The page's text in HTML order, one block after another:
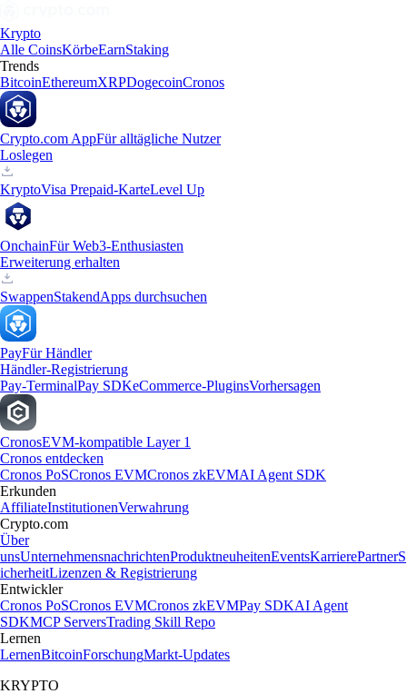
Krypto
Alle CoinsKörbeEarnStaking
Trends
BitcoinEthereumXRPDogecoinCronos
Crypto.com AppFür alltägliche Nutzer
Loslegen
KryptoVisa Prepaid-KarteLevel Up
OnchainFür Web3-Enthusiasten
Erweiterung erhalten
SwappenStakendApps durchsuchen
PayFür Händler
Händler-Registrierung
Pay-TerminalPay SDKeCommerce-PluginsVorhersagen
CronosEVM-kompatible Layer 1
Cronos entdecken
Cronos PoSCronos EVMCronos zkEVMAI Agent SDK
Erkunden
AffiliateInstitutionenVerwahrung
Crypto.com
Über
unsUnternehmensnachrichtenProduktneuheitenEventsKarrierePartnerS
icherheitLizenzen & Registrierung
Entwickler
Cronos PoSCronos EVMCronos zkEVMPay SDKAI Agent
SDKMCP ServersTrading Skill Repo
Lernen
LernenBitcoinForschungMarkt-Updates
KRYPTO